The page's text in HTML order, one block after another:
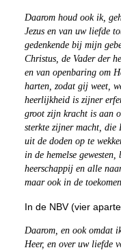
Daarom houd ook ik,
Jezus en van uw liefde
gedenkende bij mijn
Christus, de Vader der
en van openbaring om
harten, zodat gij weet,
heerlijkheid is zijner
groot zijn kracht is aan
sterkte zijner macht,
uit de doden op te
in de hemelse
heerschappij en alle
maar ook in de
In de NBV (vier
Daarom, en ook omdat
Heer, en over uw liefde